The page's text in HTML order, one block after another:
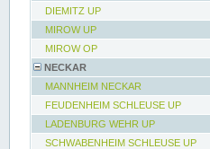
DIEMITZ UP
MIROW UP
MIROW OP
NECKAR
MANNHEIM NECKAR
FEUDENHEIM SCHLEUSE UP
LADENBURG WEHR UP
SCHWABENHEIM SCHLEUSE UP